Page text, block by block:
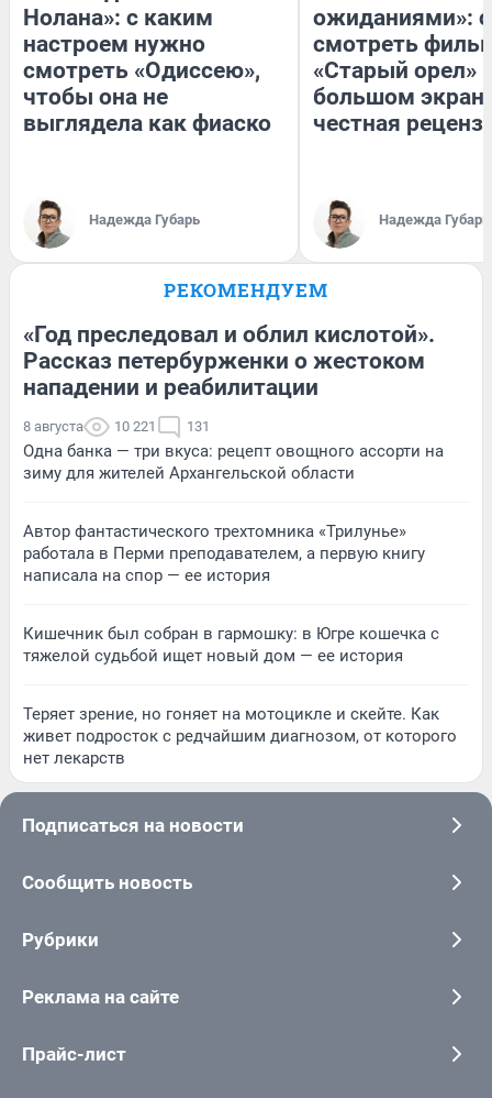
Нолана»: с каким
настроем нужно
смотреть «Одиссею»,
чтобы она не
выглядела как фиаско
Надежда Губарь
ожиданиями»:
смотреть
«Старый орел»
большом
честная
Надежда Губарь
РЕКОМЕНДУЕМ
«Год преследовал и облил кислотой».
Рассказ петербурженки о жестоком
нападении и реабилитации
8 августа 10 221 131
Одна банка — три вкуса: рецепт овощного ассорти на
зиму для жителей Архангельской области
Автор фантастического трехтомника «Трилунье»
работала в Перми преподавателем, а первую книгу
написала на спор — ее история
Кишечник был собран в гармошку: в Югре кошечка с
тяжелой судьбой ищет новый дом — ее история
Теряет зрение, но гоняет на мотоцикле и скейте. Как
живет подросток с редчайшим диагнозом, от которого
нет лекарств
Подписаться на новости
Сообщить новость
Рубрики
Реклама на сайте
Прайс-лист